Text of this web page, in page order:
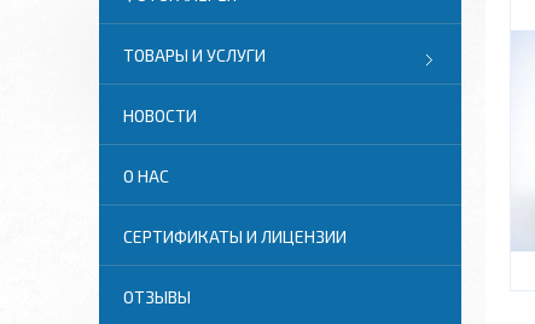
ТОВАРЫ И УСЛУГИ
НОВОСТИ
О НАС
СЕРТИФИКАТЫ И ЛИЦЕНЗИИ
ОТЗЫВЫ